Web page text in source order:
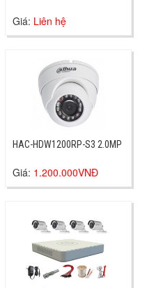
Giá: Liên hệ
HAC-HDW1200RP-S3 2.0MP
Giá: 1.200.000VNĐ